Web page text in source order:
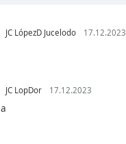
JC LópezD Jucelodo 17.12.2023
JC LopDor 17.12.2023